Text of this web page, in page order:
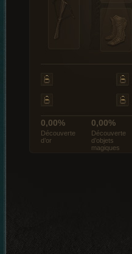
0,00%
Découverte
d’or
0,00%
Découverte
d’objets
magiques